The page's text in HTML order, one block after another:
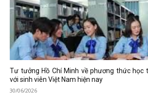
Tư tưởng Hồ Chí Minh về phương thức học
với sinh viên Việt Nam hiện nay
30/06/2026